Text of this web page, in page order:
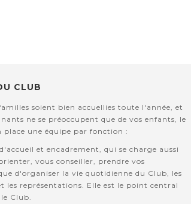
CLUB
soient bien accuellies toute l'année, et
ne se préoccupent que de vos enfants, le
place une équipe par fonction :
et encadrement, qui se charge aussi
vous conseiller, prendre vos
d'organiser la vie quotidienne du Club, les
les représentations. Elle est le point central
Club.